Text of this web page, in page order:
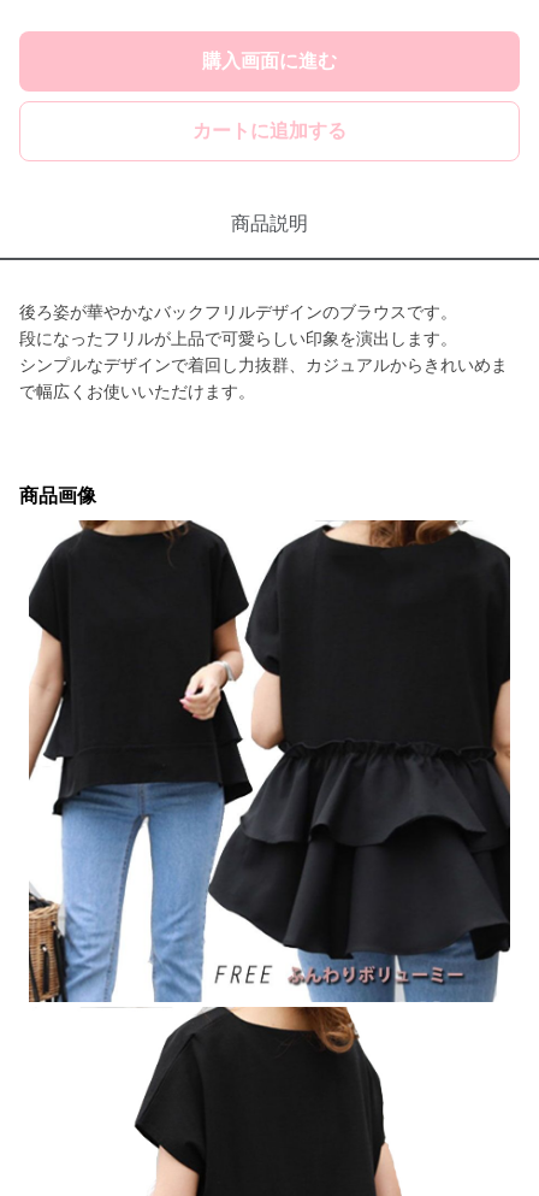
購入画面に進む
カートに追加する
商品説明
後ろ姿が華やかなバックフリルデザインのブラウスです。
段になったフリルが上品で可愛らしい印象を演出します。
シンプルなデザインで着回し力抜群、カジュアルからきれいめま
で幅広くお使いいただけます。
商品画像